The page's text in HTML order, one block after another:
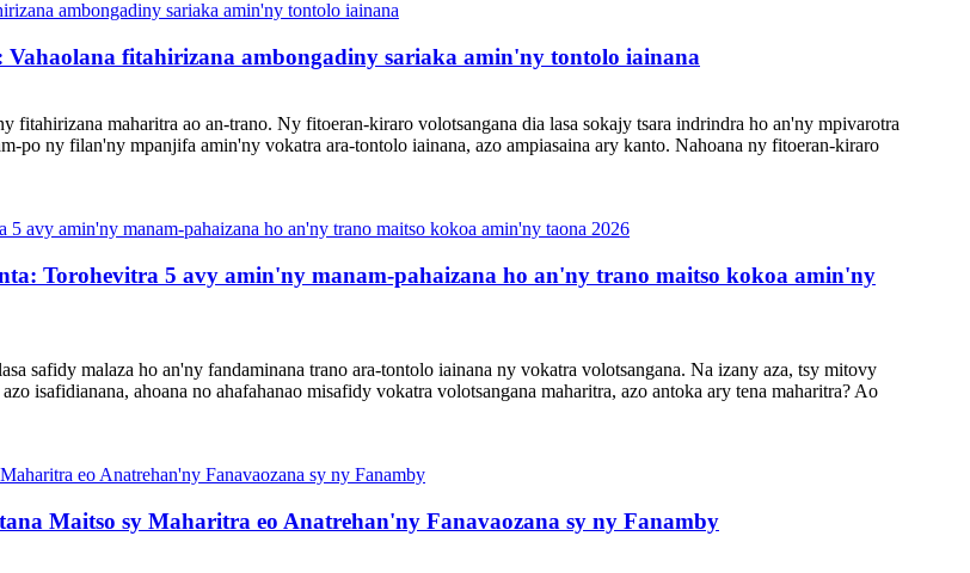
fitahirizana ambongadiny sariaka amin'ny tontolo iainana
fitahirizana maharitra ao an-trano. Ny fitoeran-kiraro volotsangana dia lasa sokajy tsara indrindra ho an'ny mpivarotra
po ny filan'ny mpanjifa amin'ny vokatra ara-tontolo iainana, azo ampiasaina ary kanto. Nahoana ny fitoeran-kiraro
Torohevitra 5 avy amin'ny manam-pahaizana ho an'ny trano maitso kokoa amin'ny
safidy malaza ho an'ny fandaminana trano ara-tontolo iainana ny vokatra volotsangana. Na izany aza, tsy mitovy
isafidianana, ahoana no ahafahanao misafidy vokatra volotsangana maharitra, azo antoka ary tena maharitra? Ao
Maitso sy Maharitra eo Anatrehan'ny Fanavaozana sy ny Fanamby